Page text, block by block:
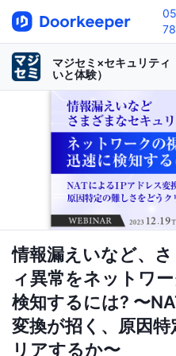
マジセミ×セキュリティ
いと体験）
情報漏えいなど、
ィ異常をネットワ
検知するには? 〜
変換が招く、原因
リアするか〜